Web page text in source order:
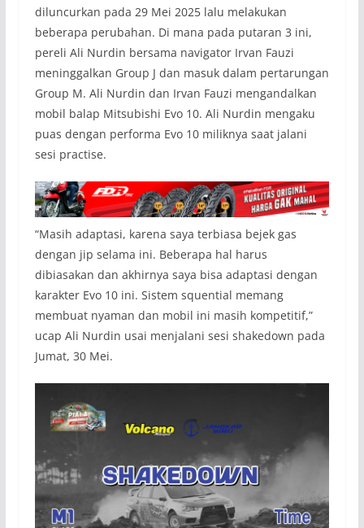
diluncurkan pada 29 Mei 2025 lalu melakukan
beberapa perubahan. Di mana pada putaran 3 ini,
pereli Ali Nurdin bersama navigator Irvan Fauzi
meninggalkan Group J dan masuk dalam pertarungan
Group M. Ali Nurdin dan Irvan Fauzi mengandalkan
mobil balap Mitsubishi Evo 10. Ali Nurdin mengaku
puas dengan performa Evo 10 miliknya saat jalani
sesi practise.
“Masih adaptasi, karena saya terbiasa bejek gas
dengan jip selama ini. Beberapa hal harus
dibiasakan dan akhirnya saya bisa adaptasi dengan
karakter Evo 10 ini. Sistem squential memang
membuat nyaman dan mobil ini masih kompetitif,”
ucap Ali Nurdin usai menjalani sesi shakedown pada
Jumat, 30 Mei.